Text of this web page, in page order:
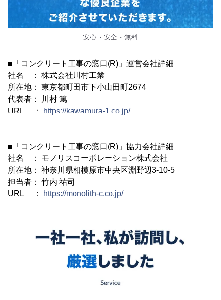
安心・安全・無料
■「コンクリート工事の窓口(R)」運営会社詳細
社名 ： 株式会社川村工業
所在地： 東京都町田市下小山田町2674
代表者： 川村 篤
URL ：
https://kawamura-1.co.jp/
■「コンクリート工事の窓口(R)」協力会社詳細
社名 ： モノリスコーポレーション株式会社
所在地： 神奈川県相模原市中央区淵野辺3-10-5
担当者： 竹内 祐司
URL ：
https://monolith-c.co.jp/